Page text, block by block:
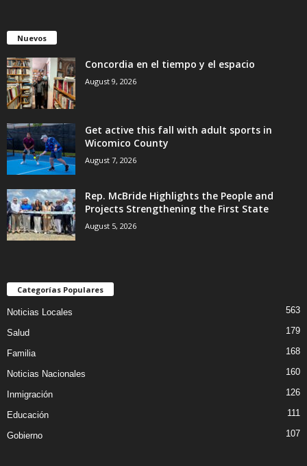
Nuevos
Concordia en el tiempo y el espacio
August 9, 2026
Get active this fall with adult sports in
Wicomico County
August 7, 2026
Rep. McBride Highlights the People and
Projects Strengthening the First State
August 5, 2026
Categorías Populares
Noticias Locales 563
Salud 179
Familia 168
Noticias Nacionales 160
Inmigración 126
Educación 111
Gobierno 107